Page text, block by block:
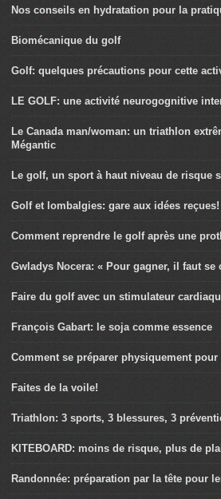
Nos conseils en hydratation pour la
Biomécanique du golf
Golf: quelques précautions pour cette
LE GOLF: une activité neurogognitive
Le Canada man/woman: un triathlon
Mégantic
Le golf, un sport à haut niveau de risque
Golf et lombalgies: gare aux idées reçues!
Comment reprendre le golf après une
Gwladys Nocera: « Pour gagner, il faut se
Faire du golf avec un stimulateur
François Gabart: le soja comme essence
Comment se préparer physiquement
Faites de la voile!
Triathlon: 3 sports, 3 blessures, 3
KITEBOARD: moins de risque, plus de
Randonnée: préparation par la tête pour